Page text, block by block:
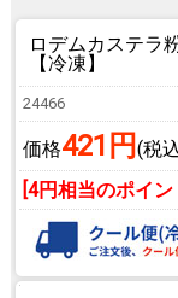
ロデムカステラ
【冷凍】
24466
価格421円 (税
[4円相当のポイン